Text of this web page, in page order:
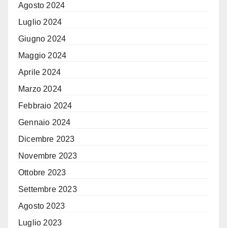
Agosto 2024
Luglio 2024
Giugno 2024
Maggio 2024
Aprile 2024
Marzo 2024
Febbraio 2024
Gennaio 2024
Dicembre 2023
Novembre 2023
Ottobre 2023
Settembre 2023
Agosto 2023
Luglio 2023